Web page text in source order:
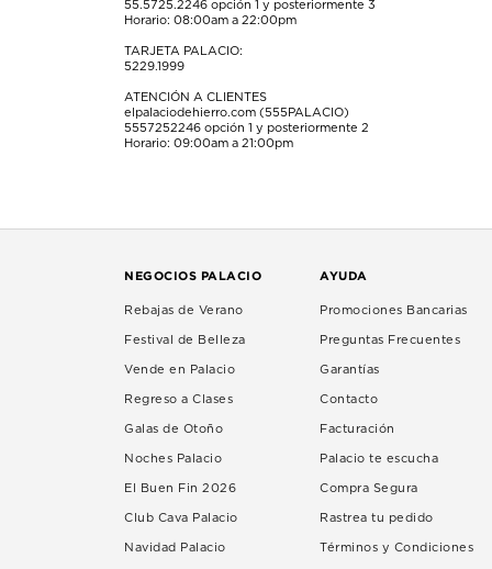
55.5725.2246 opción 1 y posteriormente 3
Horario: 08:00am a 22:00pm
TARJETA PALACIO:
5229.1999
ATENCIÓN A CLIENTES
elpalaciodehierro.com (555PALACIO)
5557252246 opción 1 y posteriormente 2
Horario: 09:00am a 21:00pm
NEGOCIOS PALACIO
Rebajas de Verano
Festival de Belleza
Vende en Palacio
Regreso a Clases
Galas de Otoño
Noches Palacio
El Buen Fin 2026
Club Cava Palacio
Navidad Palacio
AYUDA
Promociones Bancarias
Preguntas Frecuentes
Garantías
Contacto
Facturación
Palacio te escucha
Compra Segura
Rastrea tu pedido
Términos y Condiciones